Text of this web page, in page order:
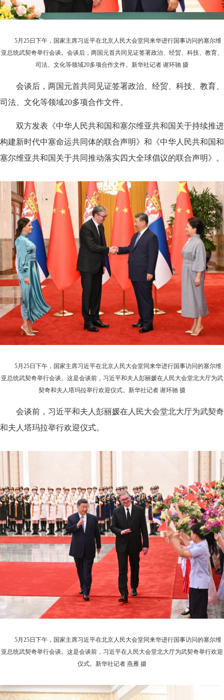
5月25日下午，国家主席习近平在北京人民大会堂同来华进行国事访问的塞尔维
亚总统武契奇举行会谈。会谈后，两国元首共同见证签署政治、经贸、科技、教育、
司法、文化等领域20多项合作文件。新华社记者 谢环驰 摄
会谈后，两国元首共同见证签署政治、经贸、科技、教育、
司法、文化等领域20多项合作文件。
双方发表《中华人民共和国和塞尔维亚共和国关于持续推进
构建新时代中塞命运共同体的联合声明》和《中华人民共和国和
塞尔维亚共和国关于共同推动落实四大全球倡议的联合声明》。
5月25日下午，国家主席习近平在北京人民大会堂同来华进行国事访问的塞尔维
亚总统武契奇举行会谈。这是会谈前，习近平和夫人彭丽媛在人民大会堂北大厅为武
契奇和夫人塔玛拉举行欢迎仪式。新华社记者 谢环驰 摄
会谈前，习近平和夫人彭丽媛在人民大会堂北大厅为武契奇
和夫人塔玛拉举行欢迎仪式。
5月25日下午，国家主席习近平在北京人民大会堂同来华进行国事访问的塞尔维
亚总统武契奇举行会谈。这是会谈前，习近平在人民大会堂北大厅为武契奇举行欢迎
仪式。新华社记者 燕雁 摄